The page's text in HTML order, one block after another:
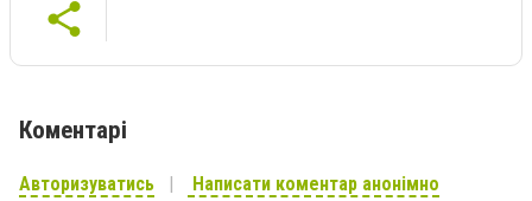
Коментарі
Авторизуватись Написати коментар анонімно